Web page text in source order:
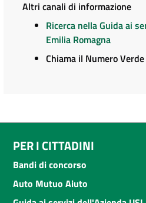
Altri canali di informazione
Ricerca nella Guida ai
Emilia Romagna
Chiama il Numero
PER I CITTADINI
Bandi di concorso
Auto Mutuo Aiuto